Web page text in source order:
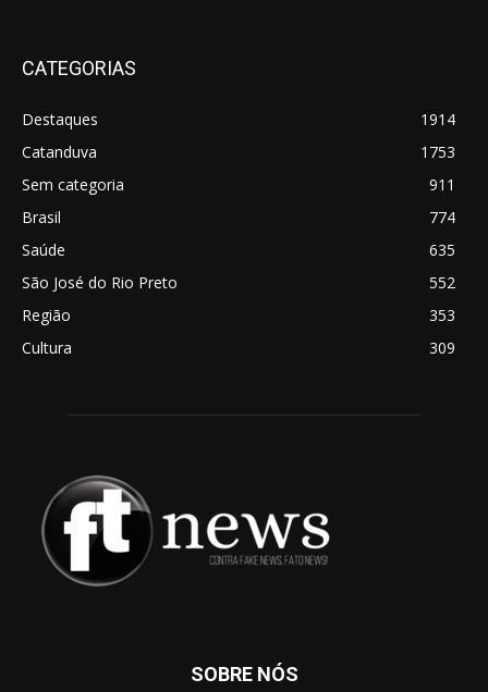
CATEGORIAS
Destaques
1914
Catanduva
1753
Sem categoria
911
Brasil
774
Saúde
635
São José do Rio Preto
552
Região
353
Cultura
309
SOBRE NÓS